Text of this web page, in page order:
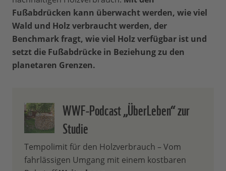
Fußabdrücken kann überwacht werden, wie viel
Wald und Holz verbraucht werden, der
Benchmark fragt, wie viel Holz verfügbar ist und
setzt die Fußabdrücke in Beziehung zu den
planetaren Grenzen.
WWF-Podcast „ÜberLeben“ zur
Studie
Tempolimit für den Holzverbrauch – Vom
fahrlässigen Umgang mit einem kostbaren